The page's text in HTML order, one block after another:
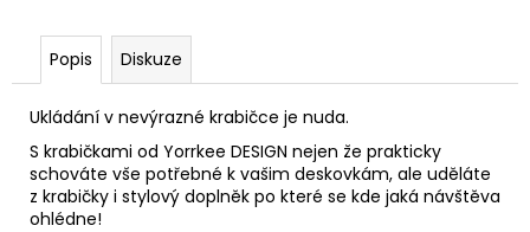
Popis Diskuze
Ukládání v nevýrazné krabičce je nuda.
S krabičkami od Yorrkee DESIGN nejen že prakticky
schováte vše potřebné k vašim deskovkám, ale uděláte
z krabičky i stylový doplněk po které se kde jaká návštěva
ohlédne!
TULIPÁNŮ
INSERT
PRO
HRU
449
Kč